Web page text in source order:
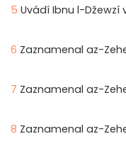
5 Uvádí Ibnu l-Džewzí
6 Zaznamenal az-
7 Zaznamenal az-
8 Zaznamenal az-